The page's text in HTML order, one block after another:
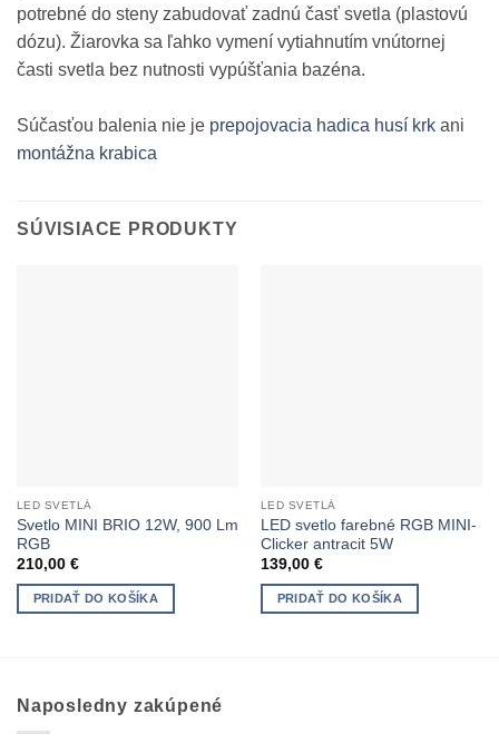
potrebné do steny zabudovať zadnú časť svetla (plastovú
dózu). Žiarovka sa ľahko vymení vytiahnutím vnútornej
časti svetla bez nutnosti vypúšťania bazéna.
Súčasťou balenia nie je prepojovacia hadica husí krk ani
montážna krabica
SÚVISIACE PRODUKTY
LED SVETLÁ
Svetlo MINI BRIO 12W, 900 Lm
RGB
210,00 €
PRIDAŤ DO KOŠÍKA
LED SVETLÁ
LED svetlo farebné RGB MINI-
Clicker antracit 5W
139,00 €
PRIDAŤ DO KOŠÍKA
Naposledny zakúpené